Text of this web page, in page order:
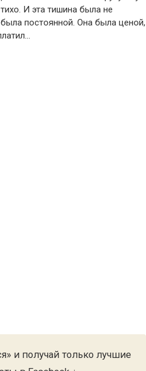
И эта тишина была не
постоянной. Она была ценой,
и получай только лучшие